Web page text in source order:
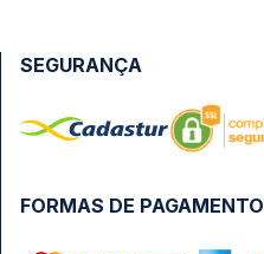
FORMAS DE PAGAMENTO
SEGURANÇA